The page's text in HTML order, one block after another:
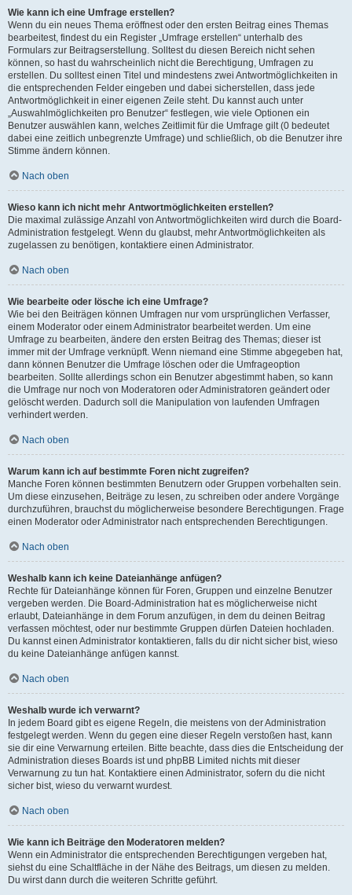
Wie kann ich eine Umfrage erstellen?
Wenn du ein neues Thema eröffnest oder den ersten Beitrag eines Themas
bearbeitest, findest du ein Register „Umfrage erstellen“ unterhalb des
Formulars zur Beitragserstellung. Solltest du diesen Bereich nicht sehen
können, so hast du wahrscheinlich nicht die Berechtigung, Umfragen zu
erstellen. Du solltest einen Titel und mindestens zwei Antwortmöglichkeiten in
die entsprechenden Felder eingeben und dabei sicherstellen, dass jede
Antwortmöglichkeit in einer eigenen Zeile steht. Du kannst auch unter
„Auswahlmöglichkeiten pro Benutzer“ festlegen, wie viele Optionen ein
Benutzer auswählen kann, welches Zeitlimit für die Umfrage gilt (0 bedeutet
dabei eine zeitlich unbegrenzte Umfrage) und schließlich, ob die Benutzer ihre
Stimme ändern können.
Nach oben
Wieso kann ich nicht mehr Antwortmöglichkeiten erstellen?
Die maximal zulässige Anzahl von Antwortmöglichkeiten wird durch die Board-
Administration festgelegt. Wenn du glaubst, mehr Antwortmöglichkeiten als
zugelassen zu benötigen, kontaktiere einen Administrator.
Nach oben
Wie bearbeite oder lösche ich eine Umfrage?
Wie bei den Beiträgen können Umfragen nur vom ursprünglichen Verfasser,
einem Moderator oder einem Administrator bearbeitet werden. Um eine
Umfrage zu bearbeiten, ändere den ersten Beitrag des Themas; dieser ist
immer mit der Umfrage verknüpft. Wenn niemand eine Stimme abgegeben hat,
dann können Benutzer die Umfrage löschen oder die Umfrageoption
bearbeiten. Sollte allerdings schon ein Benutzer abgestimmt haben, so kann
die Umfrage nur noch von Moderatoren oder Administratoren geändert oder
gelöscht werden. Dadurch soll die Manipulation von laufenden Umfragen
verhindert werden.
Nach oben
Warum kann ich auf bestimmte Foren nicht zugreifen?
Manche Foren können bestimmten Benutzern oder Gruppen vorbehalten sein.
Um diese einzusehen, Beiträge zu lesen, zu schreiben oder andere Vorgänge
durchzuführen, brauchst du möglicherweise besondere Berechtigungen. Frage
einen Moderator oder Administrator nach entsprechenden Berechtigungen.
Nach oben
Weshalb kann ich keine Dateianhänge anfügen?
Rechte für Dateianhänge können für Foren, Gruppen und einzelne Benutzer
vergeben werden. Die Board-Administration hat es möglicherweise nicht
erlaubt, Dateianhänge in dem Forum anzufügen, in dem du deinen Beitrag
verfassen möchtest, oder nur bestimmte Gruppen dürfen Dateien hochladen.
Du kannst einen Administrator kontaktieren, falls du dir nicht sicher bist, wieso
du keine Dateianhänge anfügen kannst.
Nach oben
Weshalb wurde ich verwarnt?
In jedem Board gibt es eigene Regeln, die meistens von der Administration
festgelegt werden. Wenn du gegen eine dieser Regeln verstoßen hast, kann
sie dir eine Verwarnung erteilen. Bitte beachte, dass dies die Entscheidung der
Administration dieses Boards ist und phpBB Limited nichts mit dieser
Verwarnung zu tun hat. Kontaktiere einen Administrator, sofern du die nicht
sicher bist, wieso du verwarnt wurdest.
Nach oben
Wie kann ich Beiträge den Moderatoren melden?
Wenn ein Administrator die entsprechenden Berechtigungen vergeben hat,
siehst du eine Schaltfläche in der Nähe des Beitrags, um diesen zu melden.
Du wirst dann durch die weiteren Schritte geführt.